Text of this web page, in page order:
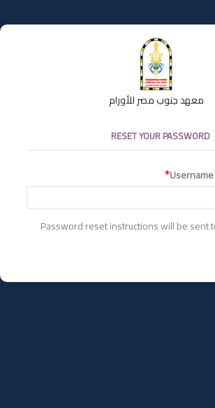
معهد جنوب مصر للأورام
RESET YOUR PASSWORD
Password reset instructions will be sent